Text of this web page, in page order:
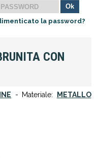
la password?
CON
- Materiale:
METALLO